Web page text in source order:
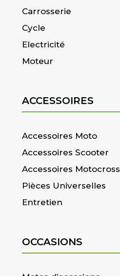
Carrosserie
Cycle
Electricité
Moteur
ACCESSOIRES
Accessoires Moto
Accessoires Scooter
Accessoires Motocross
Pièces Universelles
Entretien
OCCASIONS